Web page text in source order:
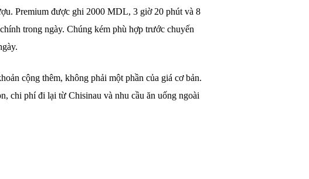
Premium được ghi 2000 MDL, 3 giờ 20 phút và 8
trong ngày. Chúng kém phù hợp trước chuyến
cộng thêm, không phải một phần của giá cơ bản.
chi phí đi lại từ Chisinau và nhu cầu ăn uống ngoài